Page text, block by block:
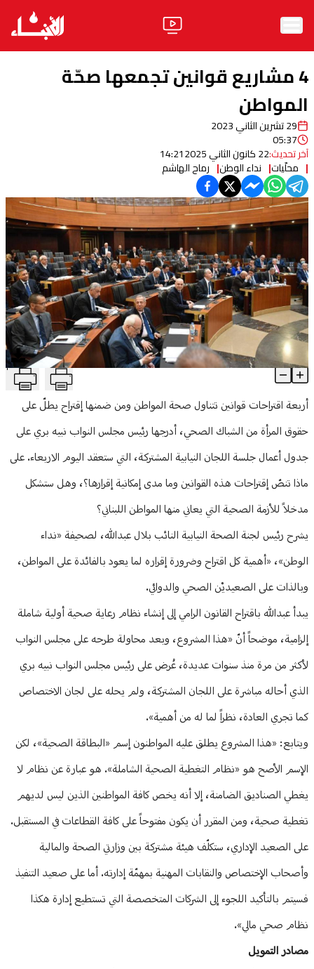
الرئيسية
الأخبار
ثقافة ومجتمع
منوعات
آراء
فيديو
مواقف
وليد جنبلاطالحزب
ابحث
4 مشاريع قوانين تجمعها صحّة
المواطن
29 تشرين الثاني 2023
05:37
آخر تحديث:22 كانون الثاني 2025 14:21
محلّيات نداء الوطن رماح الهاشم
4 مشاريع قوانين تجمعها صحّة المواطن T
Article Content
أربعة اقتراحات قوانين تتناول صحة المواطن ومن ضمنها إقتراح يطلّ على
حقوق المرأة من الشباك الصحي، أدرجها رئيس مجلس النواب نبيه بري على
جدول أعمال جلسة اللجان النيابية المشتركة، التي ستعقد اليوم الاربعاء. على
ماذا تنصّ إقتراحات هذه القوانين وما مدى إمكانية إقرارها؟، وهل ستشكل
مدخلاً للأزمة الصحية التي يعاني منها المواطن اللبناني؟
يشرح رئيس لجنة الصحة النيابية النائب بلال عبدالله، لصحيفة «نداء
الوطن»، «أهمية كل اقتراح وضرورة إقراره لما يعود بالفائدة على المواطن،
وبالذات على الصعيديْن الصحي والدوائي.
يبدأ عبدالله باقتراح القانون الرامي إلى إنشاء نظام رعاية صحية أولية شاملة
إلزامية، موضحاً أنّ «هذا المشروع، وبعد محاولة طرحه على مجلس النواب
لأكثر من مرة منذ سنوات عديدة، عُرض على رئيس مجلس النواب نبيه بري
الذي أحاله مباشرة على اللجان المشتركة، ولم يحله على لجان الاختصاص
كما تجري العادة، نظراً لما له من أهمية».
ويتابع: «هذا المشروع يطلق عليه المواطنون إسم «البطاقة الصحية»، لكن
الإسم الأصح هو «نظام التغطية الصحية الشاملة». هو عبارة عن نظام لا
يغطي الصناديق الضامنة، إلا أنه يخص كافة المواطنين الذين ليس لديهم
تغطية صحية، ومن المقرر أن يكون مفتوحاً على كافة القطاعات في المستقبل.
على الصعيد الإداري، ستكلّف هيئة مشتركة بين وزارتي الصحة والمالية
وأصحاب الإختصاص والنقابات المهنية بمهمّة إدارته. أما على صعيد التنفيذ
فسيتم بالتأكيد اللجوء إلى الشركات المتخصصة التي تستطيع إدارة هكذا
نظام صحي مالي».
مصادر التمويل